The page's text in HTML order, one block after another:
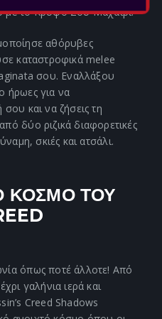
με το Κρυφό Σου Μαχαίρι.
αθόρυβες
καταστροφικά melee
σου. Εναλλάξου
ήρωες για να
και να ζήσεις τη
δύο ριζικά διαφορετικές
σκιές και ατσάλι.
ΚΟΣΜΟ ΤΟΥ
όπως ποτέ άλλοτε! Από
γαλήνια ιερά και
Creed Shadows